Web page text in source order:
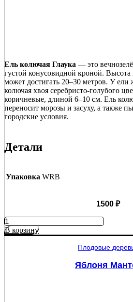
Ель колючая Глаука — это
густой конусовидной кроной. Высота
может достигать 20–30 метров. У ели
колючая хвоя серебристо-голубого
коричневые, длиной 6–10 см. Ель
переносит морозы и засуху, а также
городские условия.
Детали
Упаковка WRB
1500 ₽
Количество
товара
Ель
В корзину
Плодовые
Яблоня